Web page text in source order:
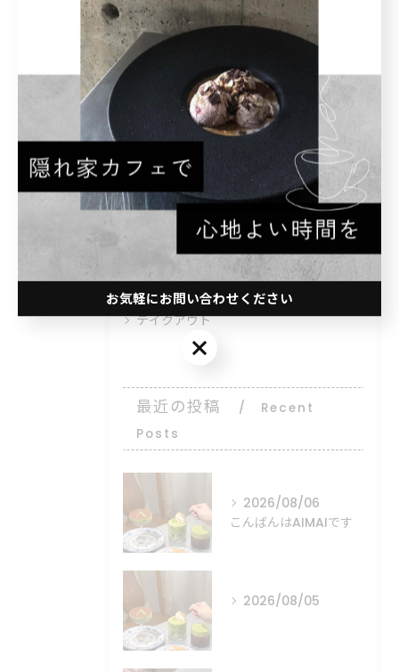
< 前のページ 一覧に戻る 次のページ >
カテゴリー Categories
全てのカテゴリー
おしゃれ
スイーツ
隠れ家
テイクアウト
最近の投稿
Recent
Posts
2026/08/06
こんばんはAIMAIです
2026/08/05
お気軽にお問い合わせください
お気軽にお問い合わせください